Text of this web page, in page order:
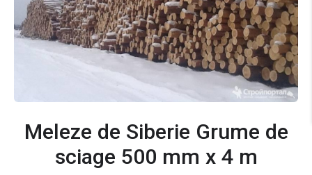
Meleze de Siberie Grume de
sciage 500 mm x 4 m